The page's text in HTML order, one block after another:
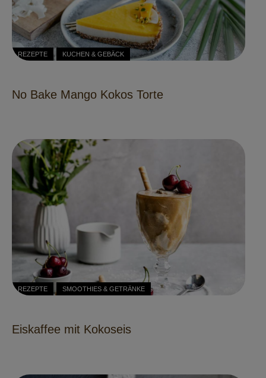
REZEPTE KUCHEN & GEBÄCK
No Bake Mango Kokos Torte
REZEPTE SMOOTHIES & GETRÄNKE
Eiskaffee mit Kokoseis